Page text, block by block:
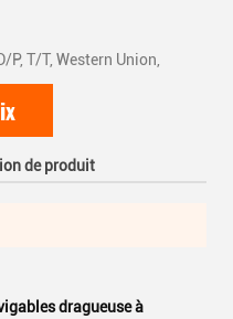
T/T, Western Union,
de produit
dragueuse à